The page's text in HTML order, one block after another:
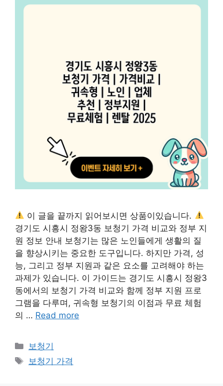
이 글을 끝까지 읽어보시면 상품이있습니다.
경기도 시흥시 정왕3동 보청기 가격 비교와 정부 지
원 정보 안내 보청기는 많은 노인들에게 생활의 질
을 향상시키는 중요한 도구입니다. 하지만 가격, 성
능, 그리고 정부 지원과 같은 요소를 고려해야 하는
과제가 있습니다. 이 가이드는 경기도 시흥시 정왕3
동에서의 보청기 가격 비교와 함께 정부 지원 프로
그램을 다루며, 귀속형 보청기의 이점과 무료 체험
의 … Read more
카
테
보청기
태
보청기 가격